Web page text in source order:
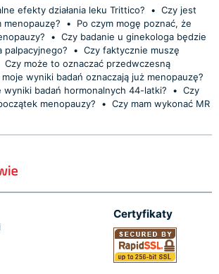
efekty działania leku Trittico? • Czy jest
menopauzę?
•
Po czym mogę poznać, że
• Czy badanie u ginekologa będzie
palpacyjnego?
• Czy faktycznie muszę
Czy może to oznaczać przedwczesną
moje wyniki badań oznaczają już menopauzę?
wyniki badań hormonalnych 44-latki? • Czy
menopauzy?
• Czy mam wykonać MR
Certyfikaty